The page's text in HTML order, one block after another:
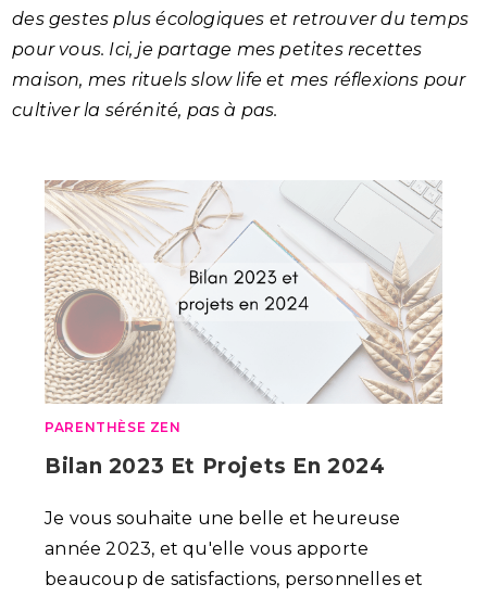
des gestes plus écologiques et retrouver du temps
pour vous. Ici, je partage mes petites recettes
maison, mes rituels slow life et mes réflexions pour
cultiver la sérénité, pas à pas.
PARENTHÈSE ZEN
Bilan 2023 Et Projets En 2024
Je vous souhaite une belle et heureuse
année 2023, et qu'elle vous apporte
beaucoup de satisfactions, personnelles et